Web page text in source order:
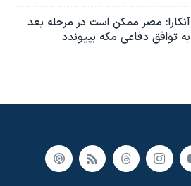
آنکارا: مصر ممکن است در مرحله بعد
به توافق دفاعی مکه بپیوندد